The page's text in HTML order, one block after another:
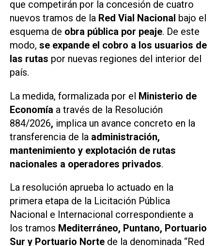
que competirán por la concesión de cuatro
nuevos tramos de la Red Vial Nacional bajo el
esquema de obra pública por peaje. De este
modo, se expande el cobro a los usuarios de
las rutas por nuevas regiones del interior del
país.
La medida, formalizada por el Ministerio de
Economía a través de la Resolución
884/2026, implica un avance concreto en la
transferencia de la administración,
mantenimiento y explotación de rutas
nacionales a operadores privados.
La resolución aprueba lo actuado en la
primera etapa de la Licitación Pública
Nacional e Internacional correspondiente a
los tramos Mediterráneo, Puntano, Portuario
Sur y Portuario Norte de la denominada “Red